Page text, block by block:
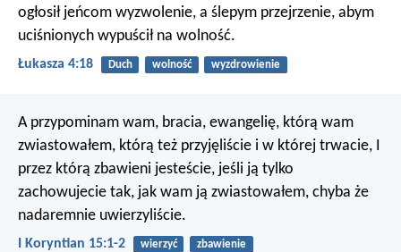
ogłosił jeńcom wyzwolenie, a ślepym przejrzenie, abym
uciśnionych wypuścił na wolność.
Łukasza 4:18 Duch wolność wyzdrowienie
A przypominam wam, bracia, ewangelię, którą wam
zwiastowałem, którą też przyjęliście i w której trwacie, I
przez którą zbawieni jesteście, jeśli ją tylko
zachowujecie tak, jak wam ją zwiastowałem, chyba że
nadaremnie uwierzyliście.
I Koryntian 15:1-2 wierzyć zbawienie